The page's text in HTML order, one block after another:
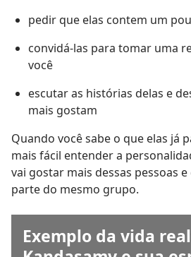
pedir que elas contem um
convidá-las para tomar uma
você
escutar as histórias delas e
mais gostam
Quando você sabe o que elas já
mais fácil entender a
vai gostar mais dessas pessoas
parte do mesmo grupo.
Exemplo da vida